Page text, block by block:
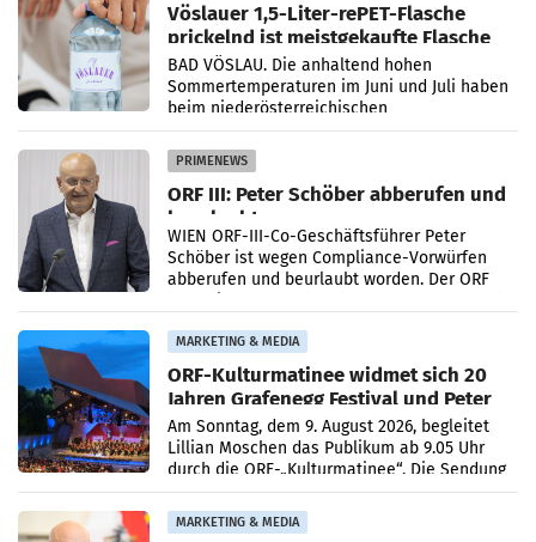
Vöslauer 1,5-Liter-rePET-Flasche
prickelnd ist meistgekaufte Flasche
Österreichs
BAD VÖSLAU. Die anhaltend hohen
Sommertemperaturen im Juni und Juli haben
beim niederösterreichischen
Getränkehersteller Vöslauer zu deutlichen
Absatzzuwächsen geführt. Während
PRIMENEWS
ORF III: Peter Schöber abberufen und
beurlaubt
WIEN ORF-III-Co-Geschäftsführer Peter
Schöber ist wegen Compliance-Vorwürfen
abberufen und beurlaubt worden. Der ORF
MARKETING & MEDIA
ORF-Kulturmatinee widmet sich 20
Jahren Grafenegg Festival und Peter
Simonischek
Am Sonntag, dem 9. August 2026, begleitet
Lillian Moschen das Publikum ab 9.05 Uhr
durch die ORF-„Kulturmatinee“. Die Sendung
startet mit der Dokumentation „20 Jahre
Grafenegg
MARKETING & MEDIA